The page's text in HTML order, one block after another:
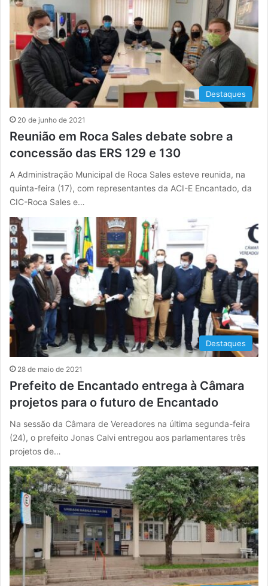
Destaques
20 de junho de 2021
Reunião em Roca Sales debate sobre a
concessão das ERS 129 e 130
A Administração Municipal de Roca Sales esteve reunida, na
quinta-feira (17), com representantes da ACI-E Encantado, da
CIC-Roca Sales e…
Destaques
28 de maio de 2021
Prefeito de Encantado entrega à Câmara
projetos para o futuro de Encantado
Na sessão da Câmara de Vereadores na última segunda-feira
(24), o prefeito Jonas Calvi entregou aos parlamentares três
projetos de…